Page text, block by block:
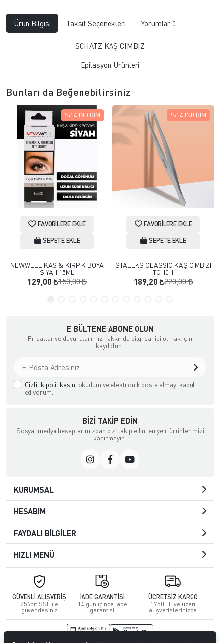
Ürün Bilgisi Taksit Seçenekleri Yorumlar 0
SCHATZ KAŞ CIMBIZ
Epilasyon Ürünleri
Bunları da Beğenebilirsiniz
FAVORILERE EKLE
SEPETE EKLE
NEWWELL KAŞ & KİRPİK BOYA
SİYAH 15ML
129,00 150,00
%14 İNDIRIM
FAVORILERE EKLE
SEPETE EKLE
STALEKS CLASSIC KAŞ CIMBIZI
TC 10 1
189,20 220,00
%14 İNDIRIM
E BÜLTENE ABONE OLUN
Fırsatlar ve duyurularımız hakkında bilgi sahibi olmak için
kaydolun!
Gizlilik politikasını okudum ve elektronik posta almayı kabul
ediyorum.
BIZI TAKIP EDIN
Sosyal medya hesaplarımızdan bizi takip edin, en yeni ürünlerimizi
kaçırmayın!
KURUMSAL
HESABIM
FAYDALI BİLGİLER
HIZLI MENÜ
GÜVENLİ ALIŞVERİŞ
256bit SSL ile
güvendesiniz
İADE GARANTİSİ
14 gün içinde iade
garantisi
ÜCRETSİZ KARGO
1750 TL ve üzeri
alışverişlerinizde